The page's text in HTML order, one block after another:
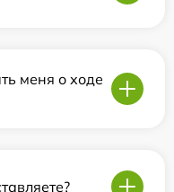
меня о ходе